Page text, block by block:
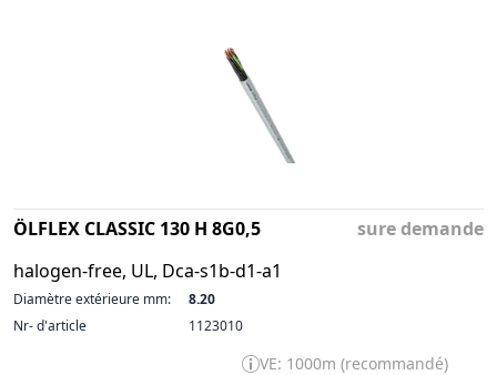
ÖLFLEX CLASSIC 130 H 8G0,5
halogen-free, UL, Dca-s1b-d1-a1
sure demande
Diamètre extérieure mm:
8.20
Nr- d'article
1123010
VE: 1000m (recommandé)